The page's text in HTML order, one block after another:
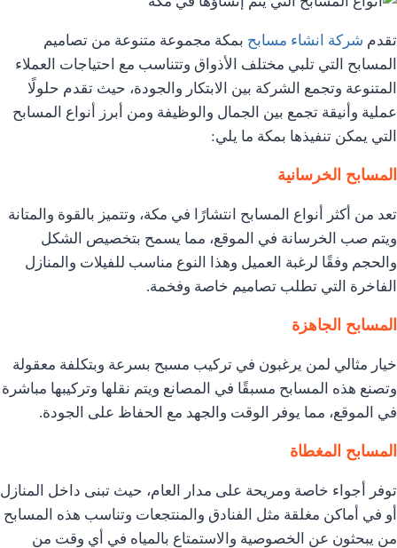
تقدم شركة انشاء مسابح بمكة مجموعة متنوعة من تصاميم
المسابح التي تلبي مختلف الأذواق وتتناسب مع احتياجات العملاء
المتنوعة وتجمع الشركة بين الابتكار والجودة، حيث تقدم حلولًا
عملية وأنيقة تجمع بين الجمال والوظيفة ومن أبرز أنواع المسابح
التي يمكن تنفيذها بمكة ما يلي:
المسابح الخرسانية
تعد من أكثر أنواع المسابح انتشارًا في مكة، وتتميز بالقوة والمتانة
ويتم صب الخرسانة في الموقع، مما يسمح بتخصيص الشكل
والحجم وفقًا لرغبة العميل وهذا النوع مناسب للفيلات والمنازل
الفاخرة التي تطلب تصاميم خاصة وفخمة.
المسابح الجاهزة
خيار مثالي لمن يرغبون في تركيب مسبح بسرعة وبتكلفة معقولة
وتصنع هذه المسابح مسبقًا في المصانع ويتم نقلها وتركيبها مباشرة
في الموقع، مما يوفر الوقت والجهد مع الحفاظ على الجودة.
المسابح المغطاة
توفر أجواء خاصة ومريحة على مدار العام، حيث تبنى داخل المنازل
أو في أماكن مغلقة مثل الفنادق والمنتجعات وتناسب هذه المسابح
من يبحثون عن الخصوصية والاستمتاع بالمياه في أي وقت من